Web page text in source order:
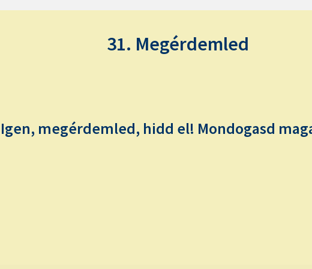
31. Megérdemled
Igen, megérdemled, hidd el! Mondogasd